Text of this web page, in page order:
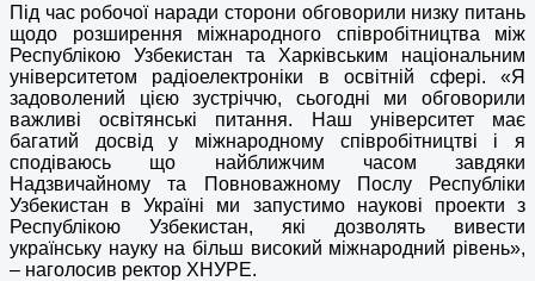
Під час робочої наради сторони обговорили низку питань
щодо розширення міжнародного співробітництва між
Республікою Узбекистан та Харківським національним
університетом радіоелектроніки в освітній сфері. «Я
задоволений цією зустріччю, сьогодні ми обговорили
важливі освітянські питання. Наш університет має
багатий досвід у міжнародному співробітництві і я
сподіваюсь що найближчим часом завдяки
Надзвичайному та Повноважному Послу Республіки
Узбекистан в Україні ми запустимо наукові проекти з
Республікою Узбекистан, які дозволять вивести
українську науку на більш високий міжнародний рівень»,
– наголосив ректор ХНУРЕ.